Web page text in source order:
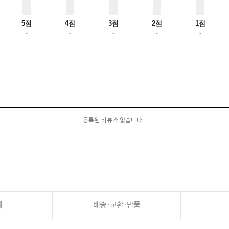
5점
-
4점
-
3점
-
2점
-
1점
-
등록된 리뷰가 없습니다.
배송·교환·반품